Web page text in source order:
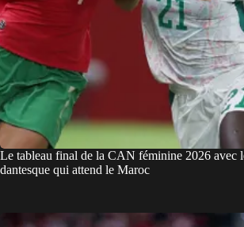
Le tableau final de la CAN féminine 2026 avec
dantesque qui attend le Maroc